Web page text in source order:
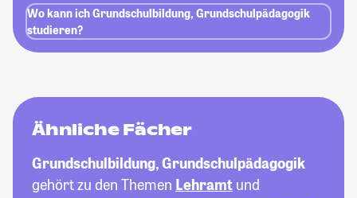
Wo kann ich Grundschulbildung, Grundschulpädagogik
studieren?
Ähnliche Fächer
Grundschulbildung, Grundschulpädagogik
gehört zu den Themen Lehramt und